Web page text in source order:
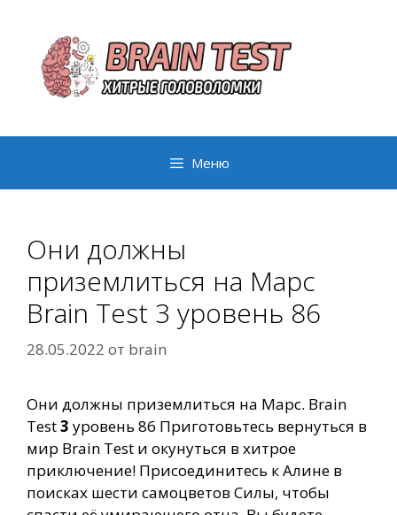
содержимому
Меню
Они должны
приземлиться на Марс
Brain Test 3 уровень 86
28.05.2022 от brain
Они должны приземлиться на Марс. Brain
Test3 уровень 86 Приготовьтесь вернуться в
мир Brain Test и окунуться в хитрое
приключение! Присоединитесь к Алине в
поисках шести самоцветов Силы, чтобы